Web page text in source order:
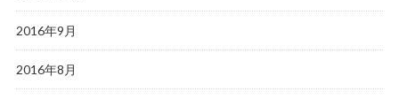
2016年9月
2016年8月